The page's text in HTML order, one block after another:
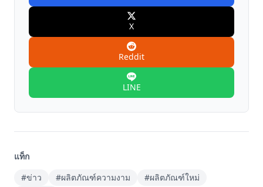
X
Reddit
LINE
แท็ก
#ข่าว
#ผลิตภัณฑ์ความงาม
#ผลิตภัณฑ์ใหม่